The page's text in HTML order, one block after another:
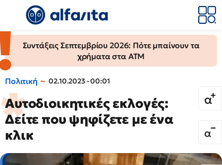
Συντάξεις Σεπτεμβρίου 2026: Πότε μπαίνουν τα
χρήματα στα ΑΤΜ
Πολιτική 02.10.2023 - 00:01
Αυτοδιοικητικές εκλογές:
Δείτε που ψηφίζετε με ένα
κλικ